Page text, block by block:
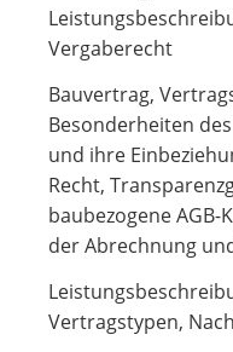
Vergaberecht
Bauvertrag,
Besonderheiten
und ihre
Recht,
baubezogene AGB-
der Abrechnung
Vertragstypen,